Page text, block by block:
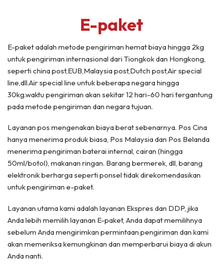
E-paket
E-paket adalah metode pengiriman hemat biaya hingga 2kg
untuk pengiriman internasional dari Tiongkok dan Hongkong,
seperti china post,EUB,Malaysia post,Dutch post,Air special
line,dll.Air special line untuk beberapa negara hingga
30kg.waktu pengiriman akan sekitar 12 hari-60 hari tergantung
pada metode pengiriman dan negara tujuan.
Layanan pos mengenakan biaya berat sebenarnya. Pos Cina
hanya menerima produk biasa, Pos Malaysia dan Pos Belanda
menerima pengiriman baterai internal, cairan (hingga
50ml/botol), makanan ringan. Barang bermerek, dll, barang
elektronik berharga seperti ponsel tidak direkomendasikan
untuk pengiriman e-paket.
Layanan utama kami adalah layanan Ekspres dan DDP, jika
Anda lebih memilih layanan E-paket, Anda dapat memilihnya
sebelum Anda mengirimkan permintaan pengiriman dan kami
akan memeriksa kemungkinan dan memperbarui biaya di akun
Anda nanti.